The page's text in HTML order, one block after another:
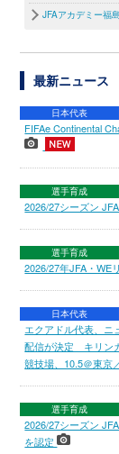
JFAアカデミー福島
最新ニュース
日本代表
FIFAe Continental
選手育成
2026/27シーズン
選手育成
2026/27年JFA・WE
日本代表
エクアドル代表、ニ
配信が決定 キリン
競技場、10.5＠東京
選手育成
2026/27シーズン
を認定